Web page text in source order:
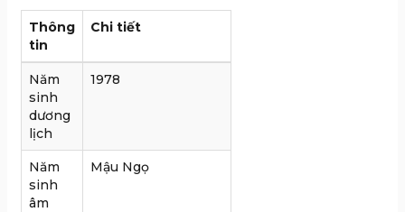
Thông
tin
Chi tiết
Năm
sinh
dương
lịch
1978
Năm
sinh
âm
Mậu Ngọ